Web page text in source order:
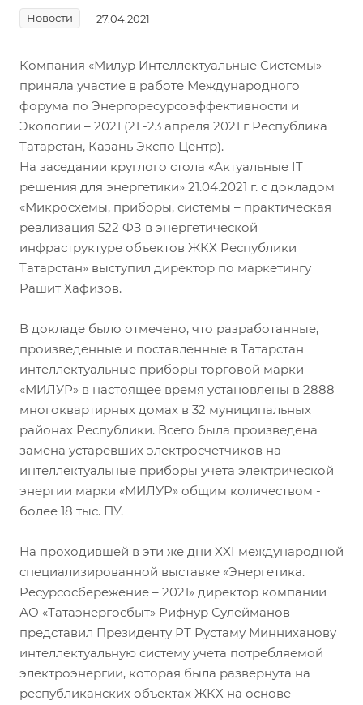
Новости 27.04.2021
Компания «Милур Интеллектуальные Системы»
приняла участие в работе Международного
форума по Энергоресурсоэффективности и
Экологии – 2021 (21 -23 апреля 2021 г Республика
Татарстан, Казань Экспо Центр).
На заседании круглого стола «Актуальные IT
решения для энергетики» 21.04.2021 г. с докладом
«Микросхемы, приборы, системы – практическая
реализация 522 ФЗ в энергетической
инфраструктуре объектов ЖКХ Республики
Татарстан» выступил директор по маркетингу
Рашит Хафизов.
В докладе было отмечено, что разработанные,
произведенные и поставленные в Татарстан
интеллектуальные приборы торговой марки
«МИЛУР» в настоящее время установлены в 2888
многоквартирных домах в 32 муниципальных
районах Республики. Всего была произведена
замена устаревших электросчетчиков на
интеллектуальные приборы учета электрической
энергии марки «МИЛУР» общим количеством -
более 18 тыс. ПУ.
На проходившей в эти же дни XXI международной
специализированной выставке «Энергетика.
Ресурсосбережение – 2021» директор компании
АО «Татаэнергосбыт» Рифнур Сулейманов
представил Президенту РТ Рустаму Минниханову
интеллектуальную систему учета потребляемой
электроэнергии, которая была развернута на
республиканских объектах ЖКХ на основе